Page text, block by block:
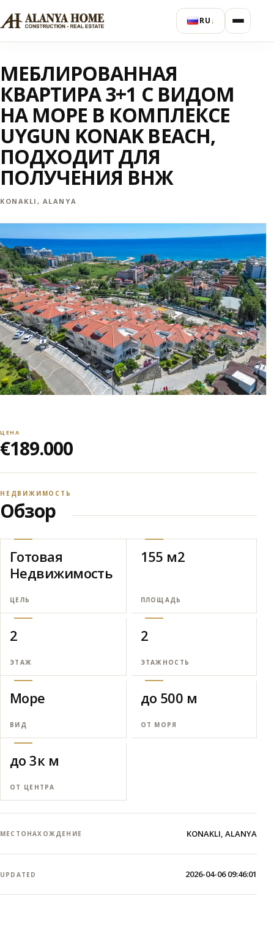
RU ↓
МЕБЛИРОВАННАЯ
КВАРТИРА 3+1 С ВИДОМ
НА МОРЕ В КОМПЛЕКСЕ
UYGUN KONAK BEACH,
ПОДХОДИТ ДЛЯ
ПОЛУЧЕНИЯ ВНЖ
KONAKLI, ALANYA
ЦЕНА
€189.000
НЕДВИЖИМОСТЬ
Обзор
Готовая
Недвижимость
ЦЕЛЬ
155 м2
ПЛОЩАДЬ
2
ЭТАЖ
2
ЭТАЖНОСТЬ
Море
ВИД
до 500 м
ОТ МОРЯ
до 3к м
ОТ ЦЕНТРА
МЕСТОНАХОЖДЕНИЕ KONAKLI, ALANYA
UPDATED 2026-04-06 09:46:01